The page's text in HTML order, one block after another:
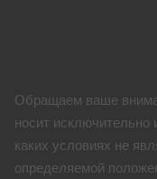
Обращаем ваше
носит
каких условиях не
определяемой